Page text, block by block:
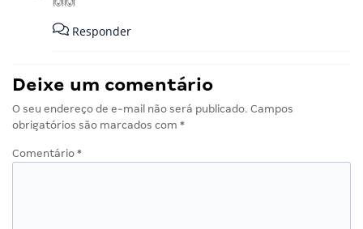
Responder
Deixe um comentário
O seu endereço de e-mail não será publicado. Campos
obrigatórios são marcados com *
Comentário *